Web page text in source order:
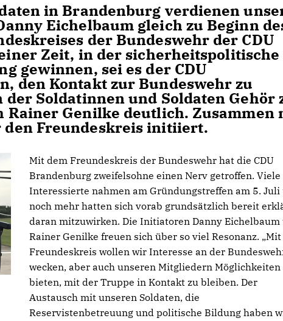
in Brandenburg verdienen
Eichelbaum gleich zu Beginn
der Bundeswehr der CDU
Zeit, in der sicherheitspolitische
gewinnen, sei es der CDU
den Kontakt zur Bundeswehr zu
Soldatinnen und Soldaten Gehör
Rainer Genilke deutlich. Zusammen
den Freundeskreis initiiert.
Mit dem Freundeskreis der Bundeswehr hat die CDU
Brandenburg zweifelsohne einen Nerv getroffen. Viele
Interessierte nahmen am Gründungstreffen am 5. Juli
noch mehr hatten sich vorab grundsätzlich bereit
daran mitzuwirken. Die Initiatoren Danny Eichelbaum
Rainer Genilke freuen sich über so viel Resonanz.
Freundeskreis wollen wir Interesse an der
wecken, aber auch unseren Mitgliedern Möglichkeiten
bieten, mit der Truppe in Kontakt zu bleiben. Der
Austausch mit unseren Soldaten, die
Reservistenbetreuung und politische Bildung haben